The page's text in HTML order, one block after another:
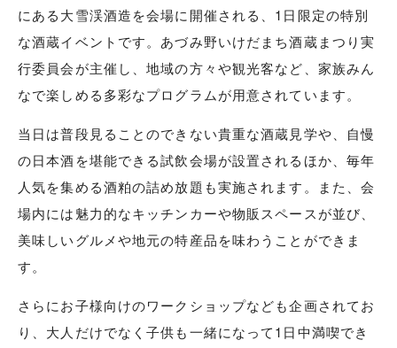
にある大雪渓酒造を会場に開催される、1日限定の特別
な酒蔵イベントです。あづみ野いけだまち酒蔵まつり実
行委員会が主催し、地域の方々や観光客など、家族みん
なで楽しめる多彩なプログラムが用意されています。
当日は普段見ることのできない貴重な酒蔵見学や、自慢
の日本酒を堪能できる試飲会場が設置されるほか、毎年
人気を集める酒粕の詰め放題も実施されます。また、会
場内には魅力的なキッチンカーや物販スペースが並び、
美味しいグルメや地元の特産品を味わうことができま
す。
さらにお子様向けのワークショップなども企画されてお
り、大人だけでなく子供も一緒になって1日中満喫でき